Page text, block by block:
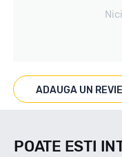
Marcaje
ADAUGA UN
POATE ESTI